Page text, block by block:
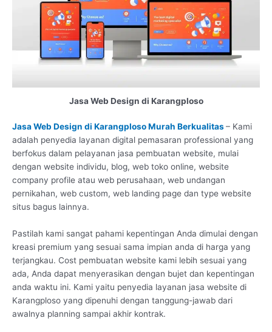
Jasa Web Design di Karangploso
Jasa Web Design di Karangploso Murah Berkualitas– Kami
adalah penyedia layanan digital pemasaran professional yang
berfokus dalam pelayanan jasa pembuatan website, mulai
dengan website individu, blog, web toko online, website
company profile atau web perusahaan, web undangan
pernikahan, web custom, web landing page dan type website
situs bagus lainnya.
Pastilah kami sangat pahami kepentingan Anda dimulai dengan
kreasi premium yang sesuai sama impian anda di harga yang
terjangkau. Cost pembuatan website kami lebih sesuai yang
ada, Anda dapat menyerasikan dengan bujet dan kepentingan
anda waktu ini. Kami yaitu penyedia layanan jasa website di
Karangploso yang dipenuhi dengan tanggung-jawab dari
awalnya planning sampai akhir kontrak.